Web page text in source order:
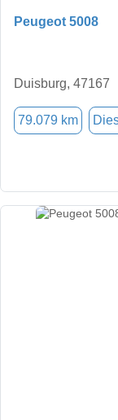
Peugeot 5008
Duisburg, 47167
79.079 km